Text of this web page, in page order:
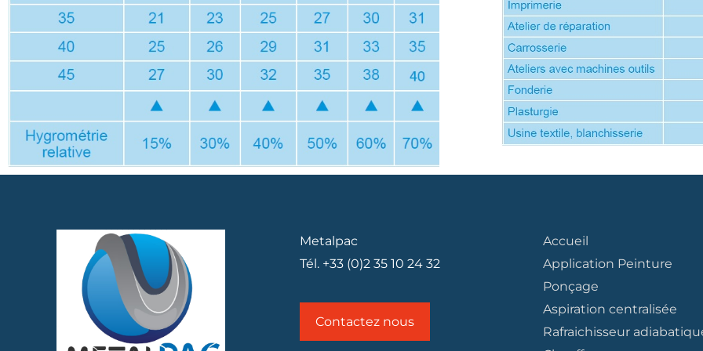
Metalpac
Tél. +33 (0)2 35 10 24 32
Contactez nous
Accueil
Application Peinture
Ponçage
Aspiration centralisée
Rafraichisseur